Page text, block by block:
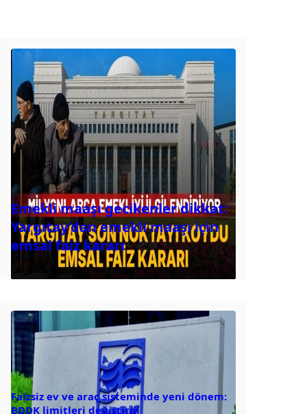
Emekli maaşı gecikenler dikkat:
Yargıtay’dan emekli maaşı için
emsal faiz kararı
Faizsiz ev ve araç sisteminde yeni dönem:
BDDK limitleri değiştirdi